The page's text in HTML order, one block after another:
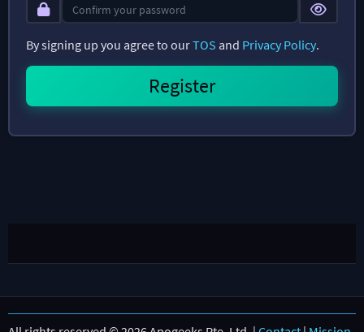
By signing up you agree to ourTOS and Privacy Policy.